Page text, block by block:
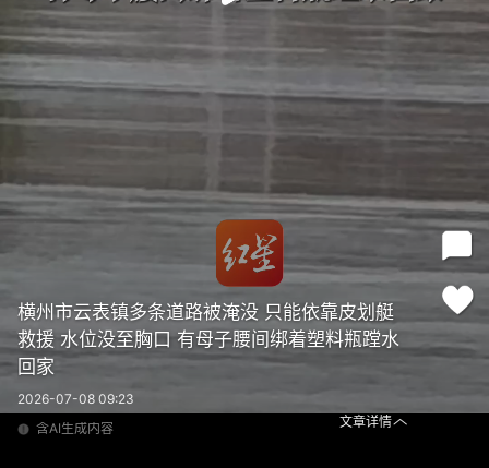
横州市云表镇多条道路被淹没 只能依靠皮划艇
救援 水位没至胸口 有母子腰间绑着塑料瓶蹚水
回家
2026-07-08 09:23
含AI生成内容
文章详情